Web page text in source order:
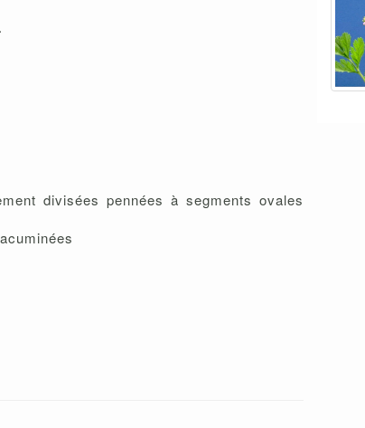
divisées pennées à segments ovales